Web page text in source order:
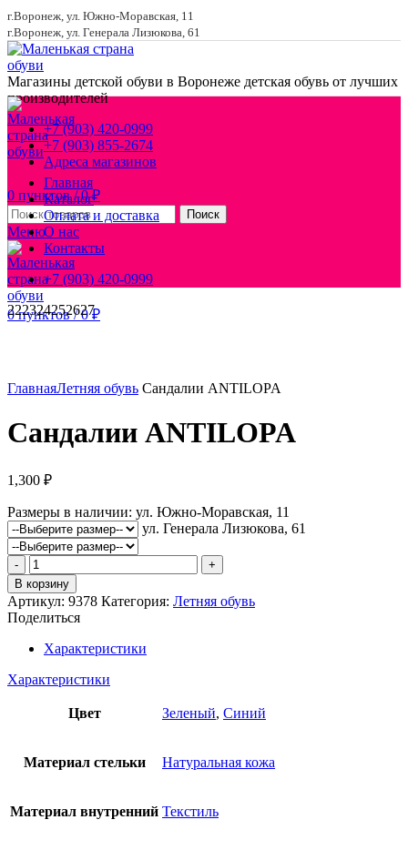
г.Воронеж, ул. Южно-Моравская, 11
г.Воронеж, ул. Генерала Лизюкова, 61
Магазины детской обуви в Воронеже детская обувь от лучших
производителей
+7 (903) 420-0999
+7 (903) 855-2674
Адреса магазинов
0 пунктов / 0₽
Поиск
Меню
0пунктов / 0₽
Главная
Каталог
Оплата и доставка
О нас
Контакты
+7 (903) 420-0999
222324252627
ГлавнаяЛетняя обувь Сандалии ANTILOPA
Сандалии ANTILOPA
1,300 ₽
Размеры в наличии: ул. Южно-Моравская, 11
ул. Генерала Лизюкова, 61
Количество
товара
Сандалии
ANTILOPA
В корзину
Артикул: 9378 Категория: Летняя обувь
Поделиться
Характеристики
Характеристики
Цвет Зеленый, Синий
Материал стельки Натуральная кожа
Материал внутренний Текстиль